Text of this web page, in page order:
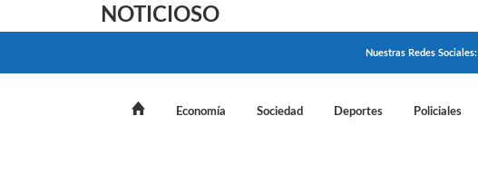
NOTICIOSO
Nuestras Redes Sociales:
Economía Sociedad Deportes Policiales